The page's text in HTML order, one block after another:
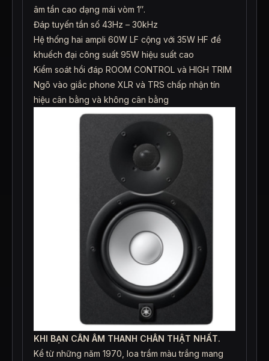
âm tần cao dạng mái vòm 1″.
Đáp tuyến tần số 43Hz – 30kHz
Hệ thống hai ampli 60W LF cộng với 35W HF để
khuếch đại công suất 95W hiệu suất cao
Kiểm soát hồi đáp ROOM CONTROL và HIGH TRIM
Ngõ vào giắc phone XLR và TRS chấp nhận tín
hiệu cân bằng và không cân bằng
KHI BẠN CÂN ÂM THANH CHÂN THẬT NHẤT.
Kể từ những năm 1970, loa trầm màu trắng mang